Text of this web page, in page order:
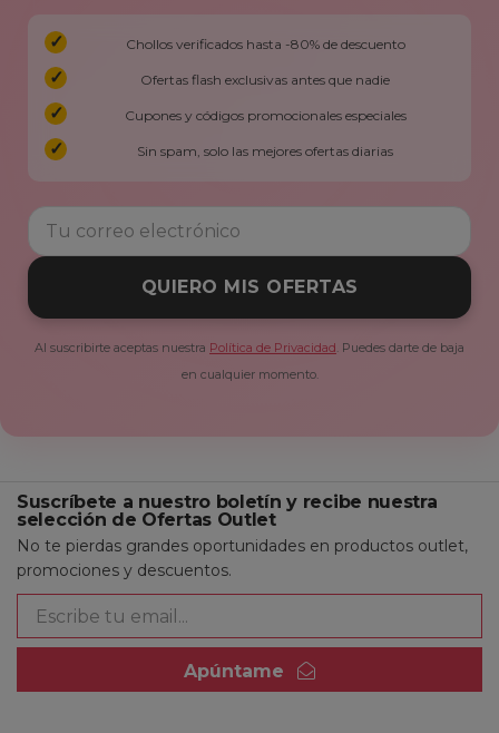
Chollos verificados hasta -80% de descuento
Ofertas flash exclusivas antes que nadie
Cupones y códigos promocionales especiales
Sin spam, solo las mejores ofertas diarias
QUIERO MIS OFERTAS
Al suscribirte aceptas nuestra Política de Privacidad. Puedes darte de baja
en cualquier momento.
Suscríbete a nuestro boletín y recibe nuestra
selección de Ofertas Outlet
No te pierdas grandes oportunidades en productos outlet,
promociones y descuentos.
Apúntame